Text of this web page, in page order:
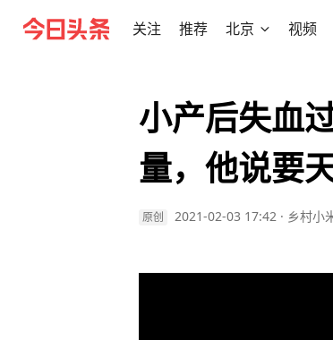
关注 推荐 北京 视频
小产后失血
量，他说要
原创 2021-02-03 17:42 · 乡村小